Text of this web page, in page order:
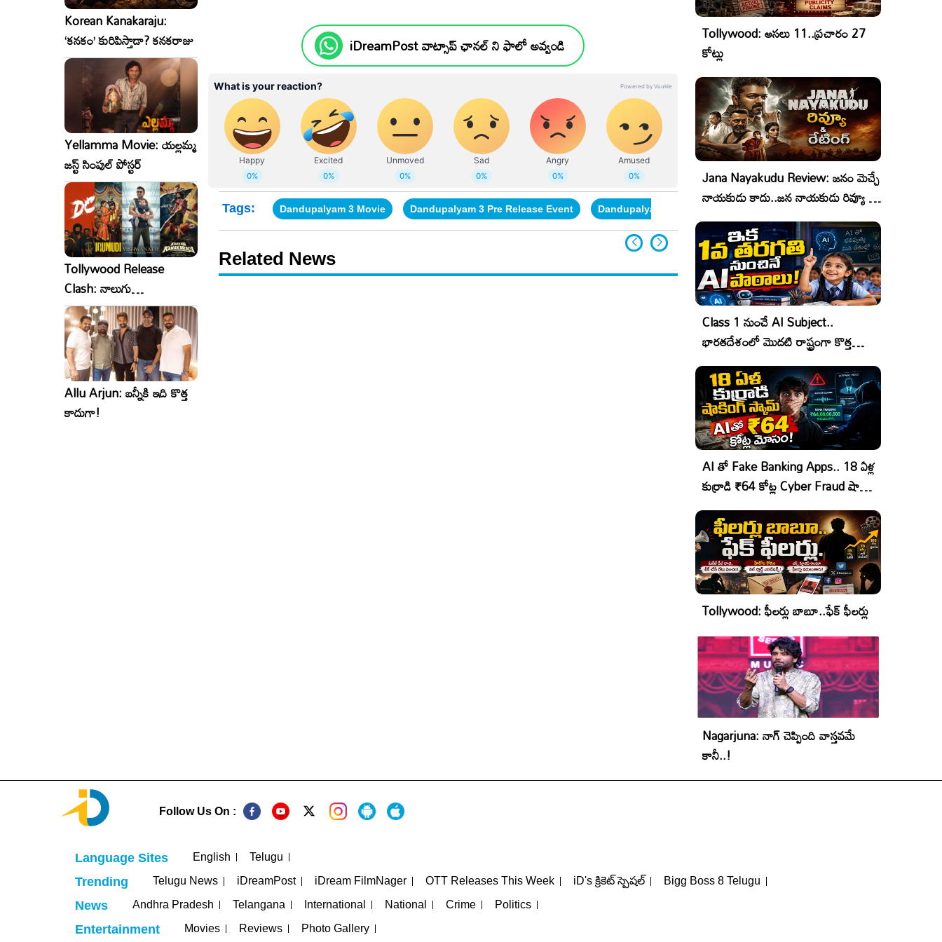
Korean Kanakaraju:
‘కనకం’ కురిపిస్తాడా? కనకరాజు
Yellamma Movie: యల్లమ్మ
జస్ట్ సింపుల్ పోస్టర్
Tollywood Release
Clash: నాలుగు
సినిమాలు..ఒకేసారి..ఎందుకో?
Allu Arjun: బన్నీకి ఇది కొత్త
కాదుగా!
iDreamPost వాట్సాప్ ఛానల్ ని ఫాలో అవ్వండి
Tags: Dandupalyam 3 Movie Dandupalyam 3 Pre Release Event Dandupalyam 3 Pre Release Event Photos pooja gandhi
Related News
Tollywood: అసలు 11..ప్రచారం 27
కోట్లు
Jana Nayakudu Review: జనం మెచ్చే
నాయకుడు కాదు..జన నాయకుడు రివ్యూ &
రేటింగ్!
Class 1 నుంచే AI Subject..
భారతదేశంలో మొదటి రాష్ట్రంగా కొత్త
చరిత్ర!
AI తో Fake Banking Apps.. 18 ఏళ్ల
కుర్రాడి ₹64 కోట్ల Cyber Fraud షాకింగ్
ఆపరేషన్!
Tollywood: ఫీలర్లు బాబూ..ఫేక్ ఫీలర్లు
Nagarjuna: నాగ్ చెప్పింది వాస్తవమే
కానీ..!
Follow Us On :
Language Sites English Telugu
Trending Telugu News iDreamPost iDream FilmNager OTT Releases This Week iD's క్రికెట్ స్పెషల్ Bigg Boss 8 Telugu
News Andhra Pradesh Telangana International National Crime Politics
Entertainment Movies Reviews Photo Gallery